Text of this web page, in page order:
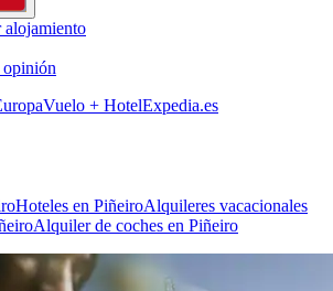
alojamiento
opinión
Vuelo + HotelExpedia.es
Hoteles en PiñeiroAlquileres vacacionales
Alquiler de coches en Piñeiro